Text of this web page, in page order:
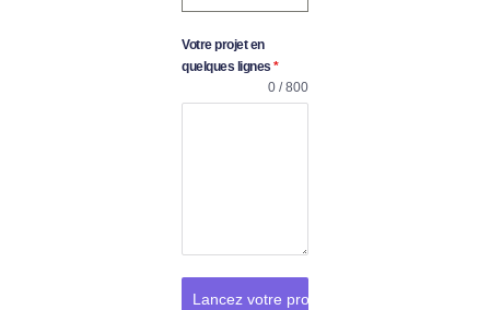
Votre projet en
quelques lignes *
0 / 800
Lancez votre projet